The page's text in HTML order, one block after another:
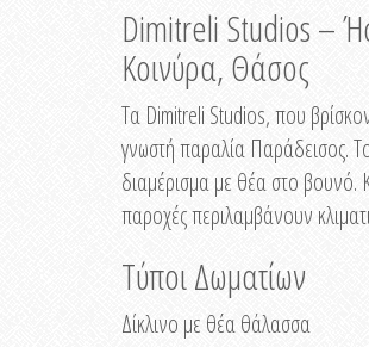
Dimitreli Studios –
Κοινύρα, Θάσος
Τα Dimitreli Studios, που
γνωστή παραλία Παράδεισος.
διαμέρισμα με θέα στο βουνό.
παροχές περιλαμβάνουν
Τύποι Δωματίων
Δίκλινο με θέα θάλασσα